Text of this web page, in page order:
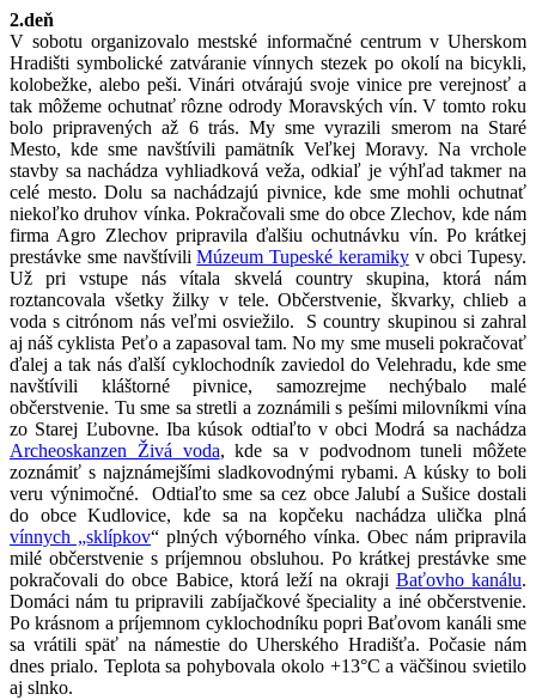
2.deň
V sobotu organizovalo mestské informačné centrum v Uherskom
Hradišti symbolické zatváranie vínnych stezek po okolí na bicykli,
kolobežke, alebo peši. Vinári otvárajú svoje vinice pre verejnosť a
tak môžeme ochutnať rôzne odrody Moravských vín. V tomto roku
bolo pripravených až 6 trás. My sme vyrazili smerom na Staré
Mesto, kde sme navštívili pamätník Veľkej Moravy. Na vrchole
stavby sa nachádza vyhliadková veža, odkiaľ je výhľad takmer na
celé mesto. Dolu sa nachádzajú pivnice, kde sme mohli ochutnať
niekoľko druhov vínka. Pokračovali sme do obce Zlechov, kde nám
firma Agro Zlechov pripravila ďalšiu ochutnávku vín. Po krátkej
prestávke sme navštíviliMúzeum Tupeské keramikyv obci Tupesy.
Už pri vstupe nás vítala skvelá country skupina, ktorá nám
roztancovala všetky žilky v tele. Občerstvenie, škvarky, chlieb a
voda s citrónom nás veľmi osviežilo. S country skupinou si zahral
aj náš cyklista Peťo a zapasoval tam. No my sme museli pokračovať
ďalej a tak nás ďalší cyklochodník zaviedol do Velehradu, kde sme
navštívili kláštorné pivnice, samozrejme nechýbalo malé
občerstvenie. Tu sme sa stretli a zoznámili s pešími milovníkmi vína
zo Starej Ľubovne. Iba kúsok odtiaľto v obci Modrá sa nachádza
Archeoskanzen Živá voda, kde sa v podvodnom tuneli môžete
zoznámiť s najznámejšími sladkovodnými rybami. A kúsky to boli
veru výnimočné. Odtiaľto sme sa cez obce Jalubí a Sušice dostali
do obce Kudlovice, kde sa na kopčeku nachádza ulička plná
vínnych „sklípkov“ plných výborného vínka. Obec nám pripravila
milé občerstvenie s príjemnou obsluhou. Po krátkej prestávke sme
pokračovali do obce Babice, ktorá leží na okraji Baťovho kanálu.
Domáci nám tu pripravili zabíjačkové špeciality a iné občerstvenie.
Po krásnom a príjemnom cyklochodníku popri Baťovom kanáli sme
sa vrátili späť na námestie do Uherského Hradišťa. Počasie nám
dnes prialo. Teplota sa pohybovala okolo +13°C a väčšinou svietilo
aj slnko.